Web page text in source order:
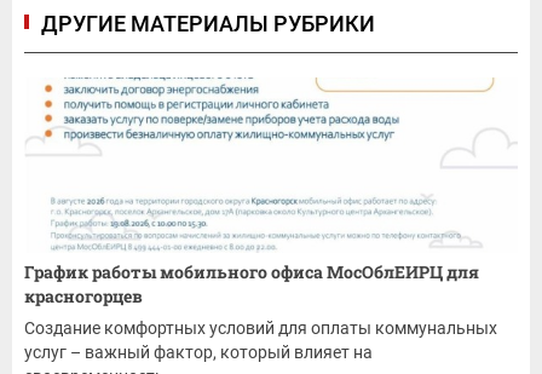
ДРУГИЕ МАТЕРИАЛЫ РУБРИКИ
График работы мобильного офиса МосОблЕИРЦ для
красногорцев
Создание комфортных условий для оплаты коммунальных
услуг – важный фактор, который влияет на